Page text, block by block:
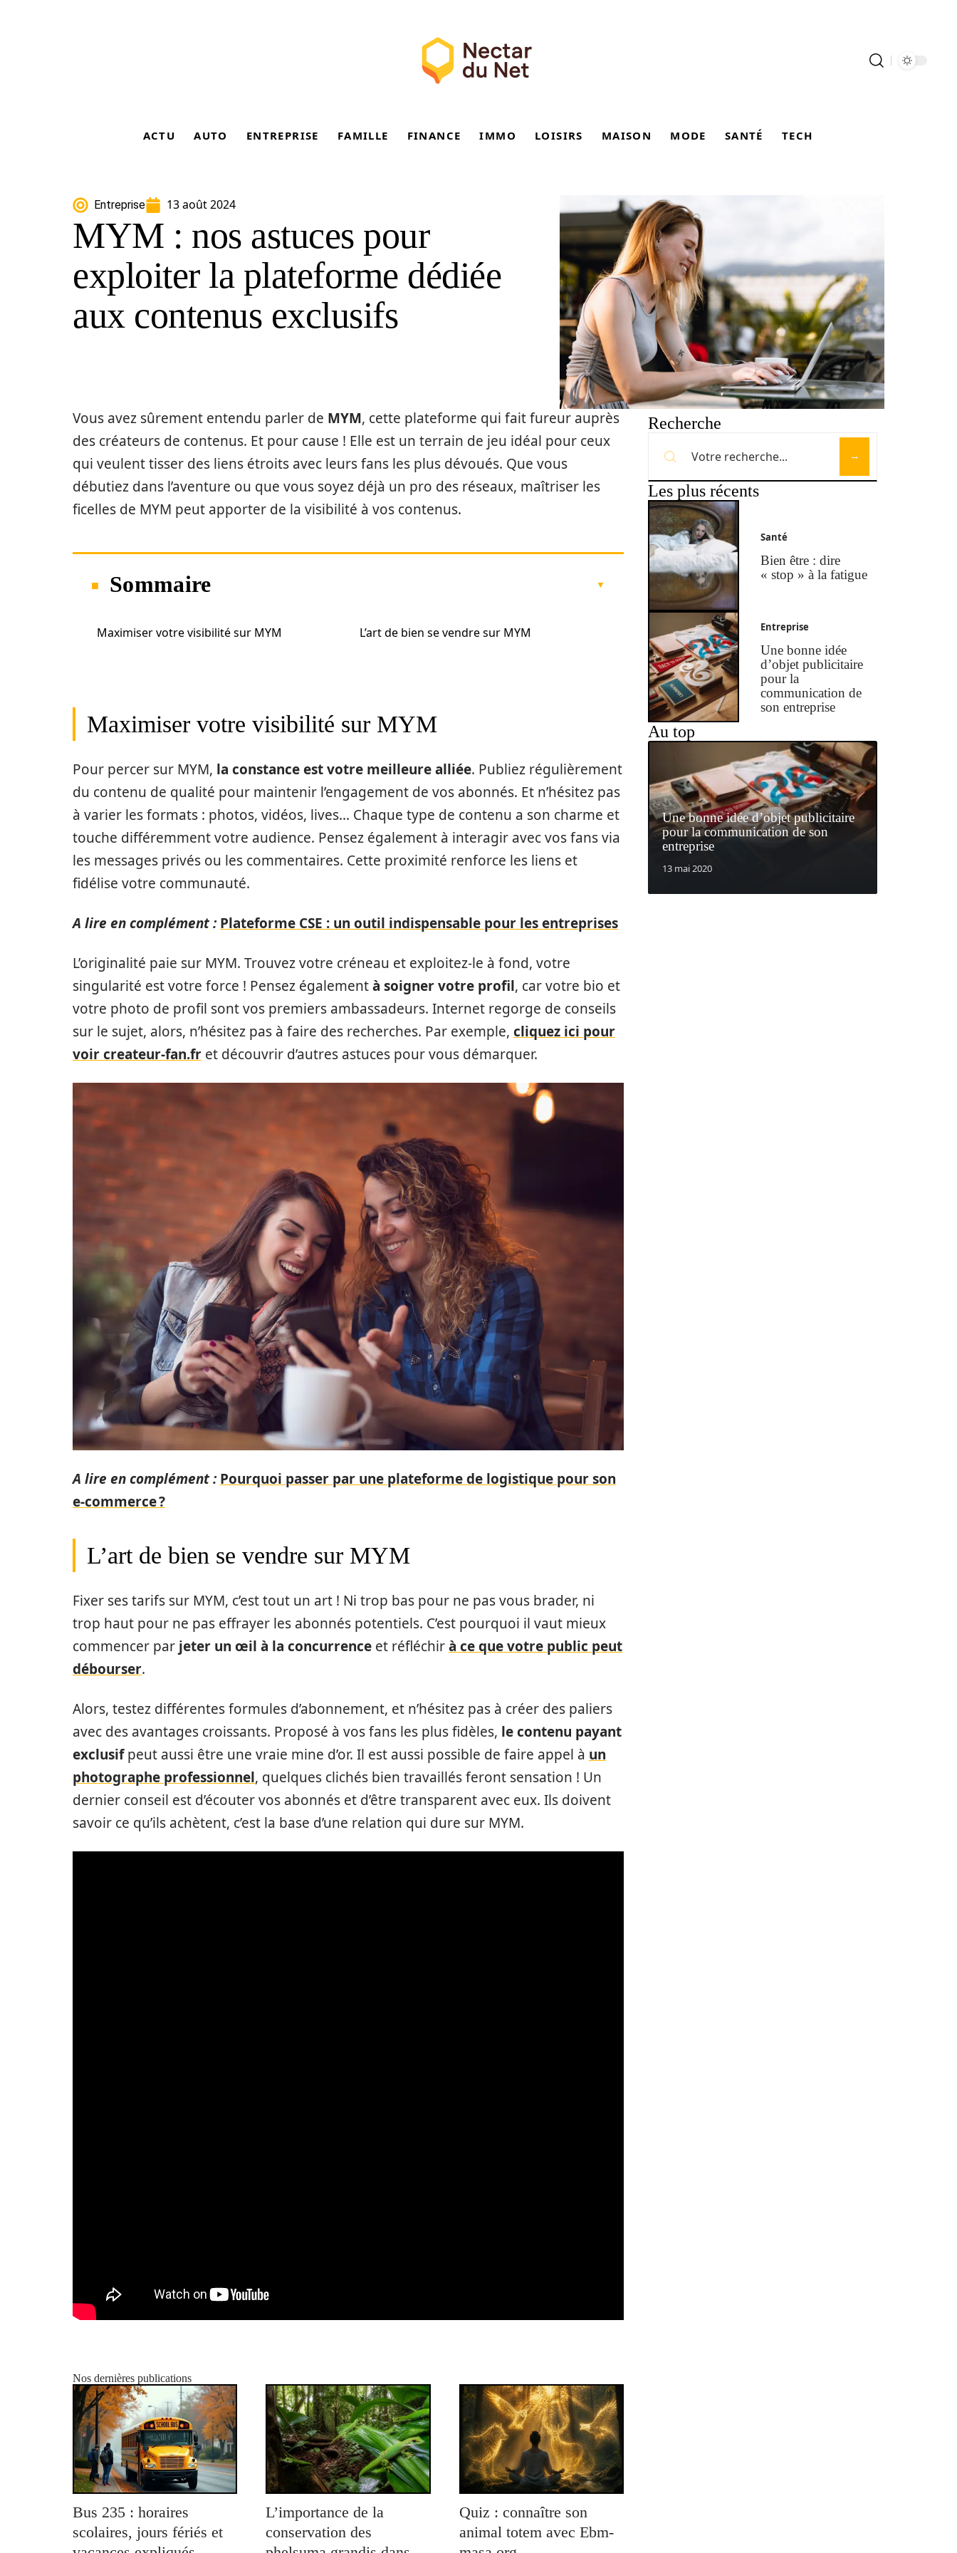
ACTU AUTO ENTREPRISE FAMILLE FINANCE IMMO LOISIRS MAISON MODE SANTÉ TECH
Entreprise 13 août 2024
MYM : nos astuces pour
exploiter la plateforme dédiée
aux contenus exclusifs
Vous avez sûrement entendu parler de MYM, cette plateforme qui fait fureur auprès
des créateurs de contenus. Et pour cause ! Elle est un terrain de jeu idéal pour ceux
qui veulent tisser des liens étroits avec leurs fans les plus dévoués. Que vous
débutiez dans l’aventure ou que vous soyez déjà un pro des réseaux, maîtriser les
ficelles de MYM peut apporter de la visibilité à vos contenus.
Sommaire
Maximiser votre visibilité sur MYM L’art de bien se vendre sur MYM
Maximiser votre visibilité sur MYM
Pour percer sur MYM, la constance est votre meilleure alliée. Publiez régulièrement
du contenu de qualité pour maintenir l’engagement de vos abonnés. Et n’hésitez pas
à varier les formats : photos, vidéos, lives… Chaque type de contenu a son charme et
touche différemment votre audience. Pensez également à interagir avec vos fans via
les messages privés ou les commentaires. Cette proximité renforce les liens et
fidélise votre communauté.
A lire en complément : Plateforme CSE : un outil indispensable pour les entreprises
L’originalité paie sur MYM. Trouvez votre créneau et exploitez-le à fond, votre
singularité est votre force ! Pensez égalementà soigner votre profil, car votre bio et
votre photo de profil sont vos premiers ambassadeurs. Internet regorge de conseils
sur le sujet, alors, n’hésitez pas à faire des recherches. Par exemple, cliquez ici pour
voir createur-fan.fr et découvrir d’autres astuces pour vous démarquer.
A lire en complément : Pourquoi passer par une plateforme de logistique pour son
e-commerce ?
L’art de bien se vendre sur MYM
Fixer ses tarifs sur MYM, c’est tout un art ! Ni trop bas pour ne pas vous brader, ni
trop haut pour ne pas effrayer les abonnés potentiels. C’est pourquoi il vaut mieux
commencer par jeter un œil à la concurrence et réfléchirà ce que votre public peut
débourser.
Alors, testez différentes formules d’abonnement, et n’hésitez pas à créer des paliers
avec des avantages croissants. Proposé à vos fans les plus fidèles, le contenu payant
exclusifpeut aussi être une vraie mine d’or. Il est aussi possible de faire appel à un
photographe professionnel, quelques clichés bien travaillés feront sensation ! Un
dernier conseil est d’écouter vos abonnés et d’être transparent avec eux. Ils doivent
savoir ce qu’ils achètent, c’est la base d’une relation qui dure sur MYM.
Nos dernières publications
Bus 235 : horaires
scolaires, jours fériés et
L’importance de la
conservation des
Quiz : connaître son
animal totem avec Ebm-
Recherche
Les plus récents
Santé
Bien être : dire
« stop » à la fatigue
Entreprise
Une bonne idée
d’objet publicitaire
pour la
communication de
son entreprise
Au top
Une bonne idée d’objet publicitaire
pour la communication de son
entreprise
13 mai 2020